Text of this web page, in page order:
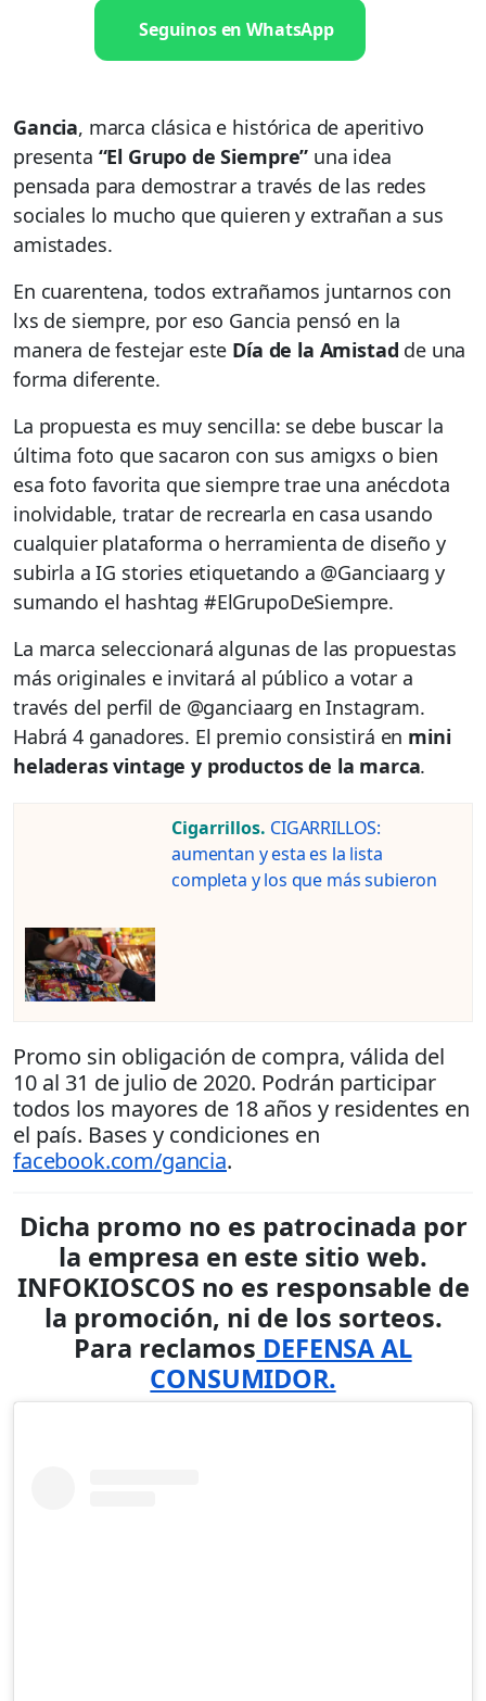
Seguinos en WhatsApp
Gancia, marca clásica e histórica de aperitivo
presenta “El Grupo de Siempre” una idea
pensada para demostrar a través de las redes
sociales lo mucho que quieren y extrañan a sus
amistades.
En cuarentena, todos extrañamos juntarnos con
lxs de siempre, por eso Gancia pensó en la
manera de festejar este Día de la Amistad de una
forma diferente.
La propuesta es muy sencilla: se debe buscar la
última foto que sacaron con sus amigxs o bien
esa foto favorita que siempre trae una anécdota
inolvidable, tratar de recrearla en casa usando
cualquier plataforma o herramienta de diseño y
subirla a IG stories etiquetando a @Ganciaarg y
sumando el hashtag #ElGrupoDeSiempre.
La marca seleccionará algunas de las propuestas
más originales e invitará al público a votar a
través del perfil de @ganciaarg en Instagram.
Habrá 4 ganadores. El premio consistirá en mini
heladeras vintage y productos de la marca.
Cigarrillos. CIGARRILLOS:
aumentan y esta es la lista
completa y los que más subieron
Promo sin obligación de compra, válida del
10 al 31 de julio de 2020. Podrán participar
todos los mayores de 18 años y residentes en
el país. Bases y condiciones en
facebook.com/gancia.
Dicha promo no es patrocinada por
la empresa en este sitio web.
INFOKIOSCOS no es responsable de
la promoción, ni de los sorteos.
Para reclamos DEFENSA AL
CONSUMIDOR.